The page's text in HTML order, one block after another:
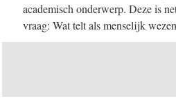
academisch onderwerp. Deze is
vraag: Wat telt als menselijk